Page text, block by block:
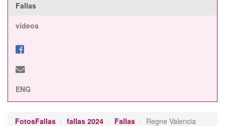
Fallas
videos
ENG
FotosFallas fallas 2024 Fallas Regne Valencia